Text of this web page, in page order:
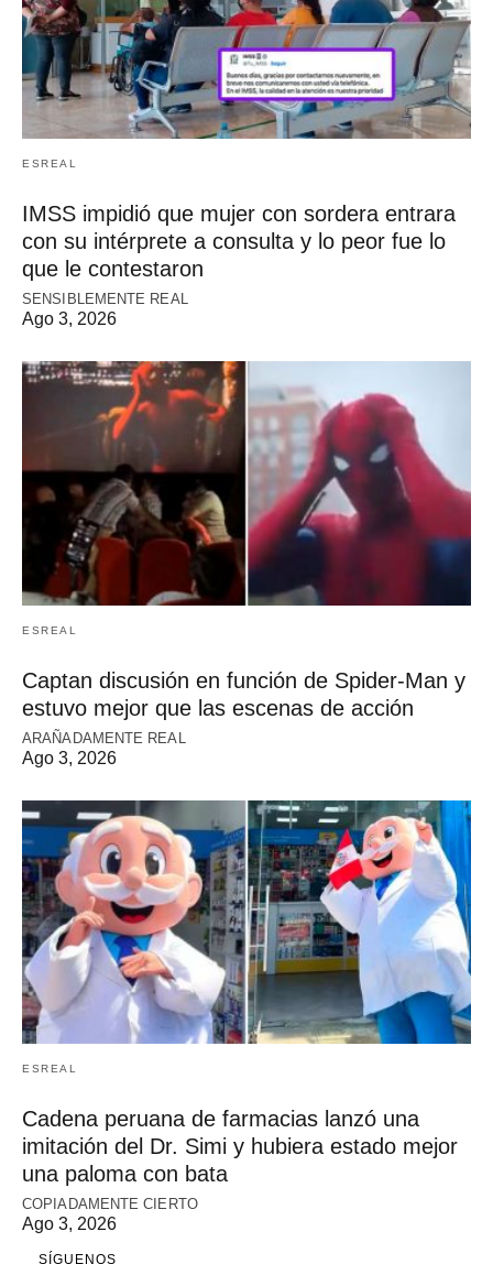
ESREAL
IMSS impidió que mujer con sordera entrara
con su intérprete a consulta y lo peor fue lo
que le contestaron
SENSIBLEMENTE REAL
Ago 3, 2026
ESREAL
Captan discusión en función de Spider-Man y
estuvo mejor que las escenas de acción
ARAÑADAMENTE REAL
Ago 3, 2026
ESREAL
Cadena peruana de farmacias lanzó una
imitación del Dr. Simi y hubiera estado mejor
una paloma con bata
COPIADAMENTE CIERTO
Ago 3, 2026
SÍGUENOS